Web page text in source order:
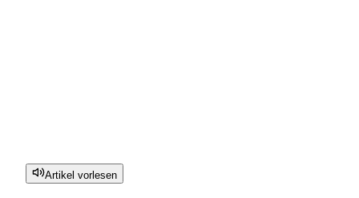
Artikel vorlesen